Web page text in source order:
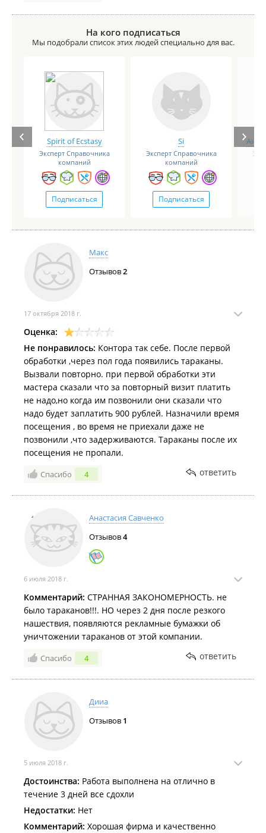
Хотела порекомендовать, но думаю, что пора
менять препарат
Недостатки:Нет
На кого подписаться
Мы подобрали список этих людей специально для вас.
Spirit of Ecstasy
Эксперт Справочника
компаний
Подписаться
Si
Эксперт Справочника
компаний
Подписаться
Макс
Отзывов2
17 октября 2018 г.
Оценка:
Не понравилось: Контора так себе. После первой
обработки ,через пол года появились тараканы.
Вызвали повторно. при первой обработки эти
мастера сказали что за повторный визит платить
не надо,но когда им позвонили они сказали что
надо будет заплатить 900 рублей. Назначили время
посещения , во время не приехали даже не
позвонили ,что задерживаются. Тараканы после их
посещения не пропали.
Спасибо 4 ответить
Анастасия Савченко
Отзывов4
6 июля 2018 г.
Комментарий: СТРАННАЯ ЗАКОНОМЕРНОСТЬ. не
было тараканов!!!. НО через 2 дня после резкого
нашествия, появляются рекламные бумажки об
уничтожении тараканов от этой компании.
Спасибо 4 ответить
Дииа
Отзывов 1
5 июля 2018 г.
Достоинства: Работа выполнена на отлично в
течение 3 дней все сдохли
Недостатки: Нет
Комментарий: Хорошая фирма и качественно